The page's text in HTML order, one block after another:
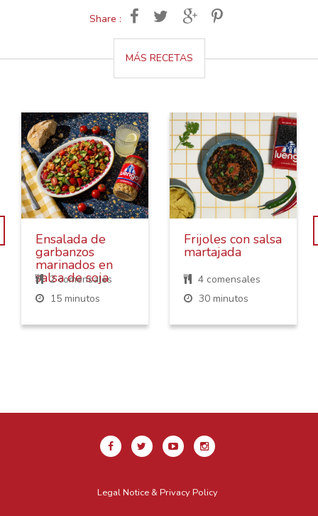
Share :
MÁS RECETAS
Ensalada de
garbanzos
marinados en
salsa de soja
2 comensales
15 minutos
Frijoles con salsa
martajada
4 comensales
30 minutos
Legal Notice & Privacy Policy